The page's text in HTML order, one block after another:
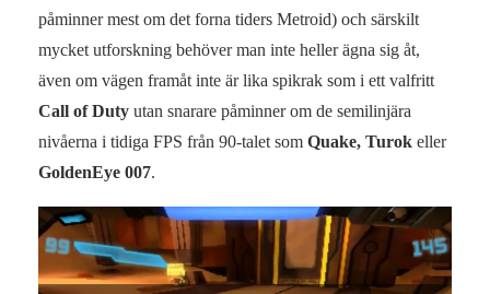
påminner mest om det forna tiders Metroid) och särskilt
mycket utforskning behöver man inte heller ägna sig åt,
även om vägen framåt inte är lika spikrak som i ett valfritt
Call of Duty utan snarare påminner om de semilinjära
nivåerna i tidiga FPS från 90-talet som Quake, Turok eller
GoldenEye 007.